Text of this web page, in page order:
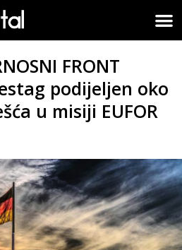
FRONT
podijeljen oko
u misiji EUFOR